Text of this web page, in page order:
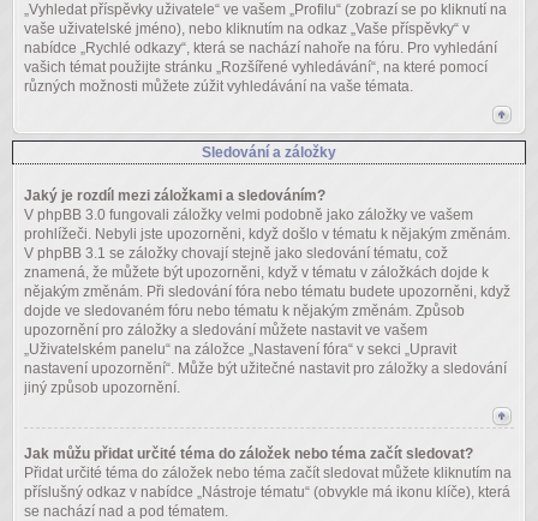
„Vyhledat příspěvky uživatele“ ve vašem „Profilu“ (zobrazí se po kliknutí na
vaše uživatelské jméno), nebo kliknutím na odkaz „Vaše příspěvky“ v
nabídce „Rychlé odkazy“, která se nachází nahoře na fóru. Pro vyhledání
vašich témat použijte stránku „Rozšířené vyhledávání“, na které pomocí
různých možnosti můžete zúžit vyhledávání na vaše témata.
Sledování a záložky
Jaký je rozdíl mezi záložkami a sledováním?
V phpBB 3.0 fungovali záložky velmi podobně jako záložky ve vašem
prohlížeči. Nebyli jste upozorněni, když došlo v tématu k nějakým změnám.
V phpBB 3.1 se záložky chovají stejně jako sledování tématu, což
znamená, že můžete být upozorněni, když v tématu v záložkách dojde k
nějakým změnám. Při sledování fóra nebo tématu budete upozorněni, když
dojde ve sledovaném fóru nebo tématu k nějakým změnám. Způsob
upozornění pro záložky a sledování můžete nastavit ve vašem
„Uživatelském panelu“ na záložce „Nastavení fóra“ v sekci „Upravit
nastavení upozornění“. Může být užitečné nastavit pro záložky a sledování
jiný způsob upozornění.
Jak můžu přidat určité téma do záložek nebo téma začít sledovat?
Přidat určité téma do záložek nebo téma začít sledovat můžete kliknutím na
příslušný odkaz v nabídce „Nástroje tématu“ (obvykle má ikonu klíče), která
se nachází nad a pod tématem.